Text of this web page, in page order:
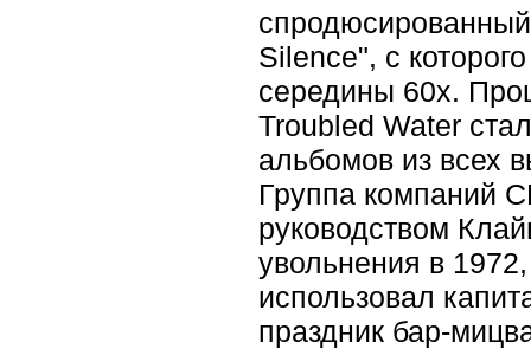
Silence", с
середины 60х.
Troubled Water
альбомов из всех
Группа компаний
руководством
увольнения в
использовал
праздник бар-